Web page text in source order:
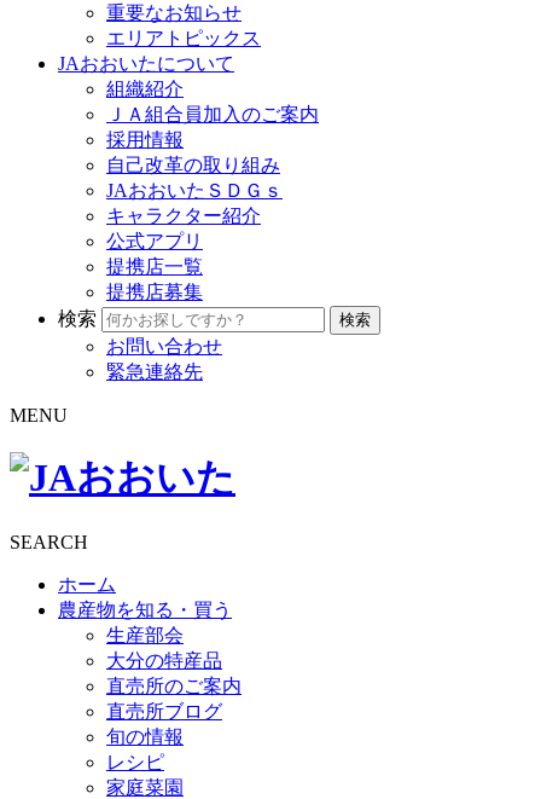
重要なお知らせ
エリアトピックス
JAおおいたについて
組織紹介
ＪＡ組合員加入のご案内
採用情報
自己改革の取り組み
JAおおいたＳＤＧｓ
キャラクター紹介
公式アプリ
提携店一覧
提携店募集
検索
お問い合わせ
緊急連絡先
MENU
SEARCH
ホーム
農産物を知る・買う
生産部会
大分の特産品
直売所のご案内
直売所ブログ
旬の情報
レシピ
家庭菜園